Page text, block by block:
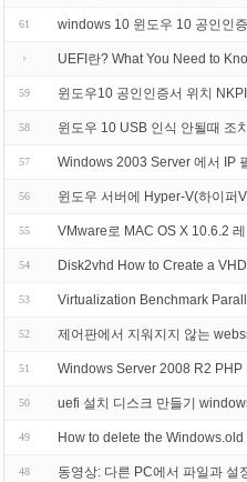
61 windows 10 윈도우 10 공인인
UEFI란? What You Need to
59 윈도우10 공인인증서 위치
58 윈도우 10 USB 인식 안될때 조
57 Windows 2003 Server 에서 IP
56 윈도우 서버에 Hyper-V(하이퍼
55 VMware로 MAC OS X 10.6.2
54 Disk2vhd How to Create a
53 Virtualization Benchmark
52 제어판에서 지워지지 않는
51 Windows Server 2008 R2 PHP
50 uefi 설치 디스크 만들기
49 How to delete the
48 동영상: 다른 PC에서 파일과 설